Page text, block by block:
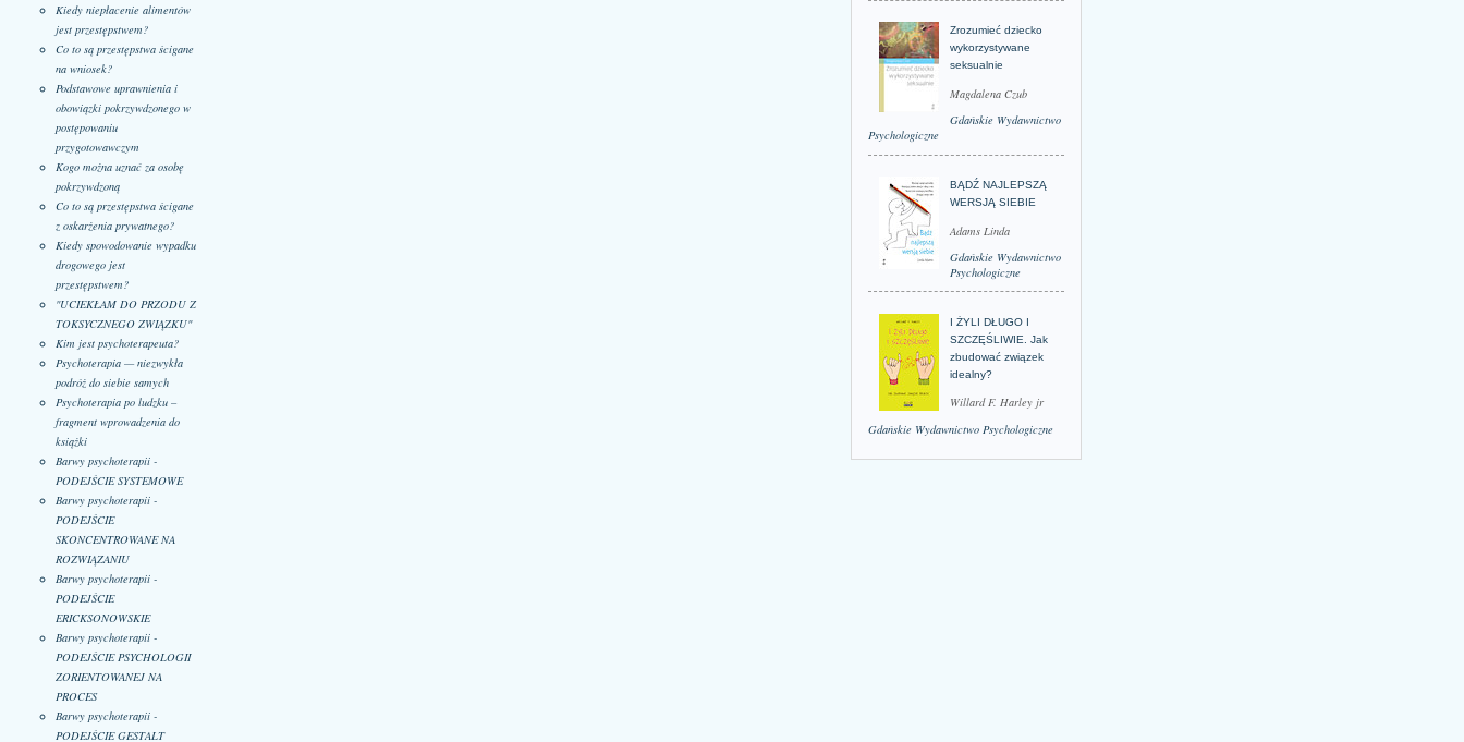
Kiedy niepłacenie alimentów
jest przestępstwem?
Co to są przestępstwa ścigane
na wniosek?
Podstawowe uprawnienia i
obowiązki pokrzywdzonego w
postępowaniu
przygotowawczym
Kogo można uznać za osobę
pokrzywdzoną
Co to są przestępstwa ścigane
z oskarżenia prywatnego?
Kiedy spowodowanie wypadku
drogowego jest
przestępstwem?
"UCIEKŁAM DO PRZODU Z
TOKSYCZNEGO ZWIĄZKU"
Kim jest psychoterapeuta?
Psychoterapia — niezwykła
podróż do siebie samych
Psychoterapia po ludzku –
fragment wprowadzenia do
książki
Barwy psychoterapii -
PODEJŚCIE SYSTEMOWE
Barwy psychoterapii -
PODEJŚCIE
SKONCENTROWANE NA
ROZWIĄZANIU
Barwy psychoterapii -
PODEJŚCIE
ERICKSONOWSKIE
Barwy psychoterapii -
PODEJŚCIE PSYCHOLOGII
ZORIENTOWANEJ NA
PROCES
Barwy psychoterapii -
PODEJŚCIE GESTALT
Zrozumieć dziecko
wykorzystywane
seksualnie
Magdalena Czub
Gdańskie Wydawnictwo
Psychologiczne
BĄDŹ NAJLEPSZĄ
WERSJĄ SIEBIE
Adams Linda
Gdańskie Wydawnictwo
Psychologiczne
I ŻYLI DŁUGO I
SZCZĘŚLIWIE. Jak
zbudować związek
idealny?
Willard F. Harley jr
Gdańskie Wydawnictwo Psychologiczne